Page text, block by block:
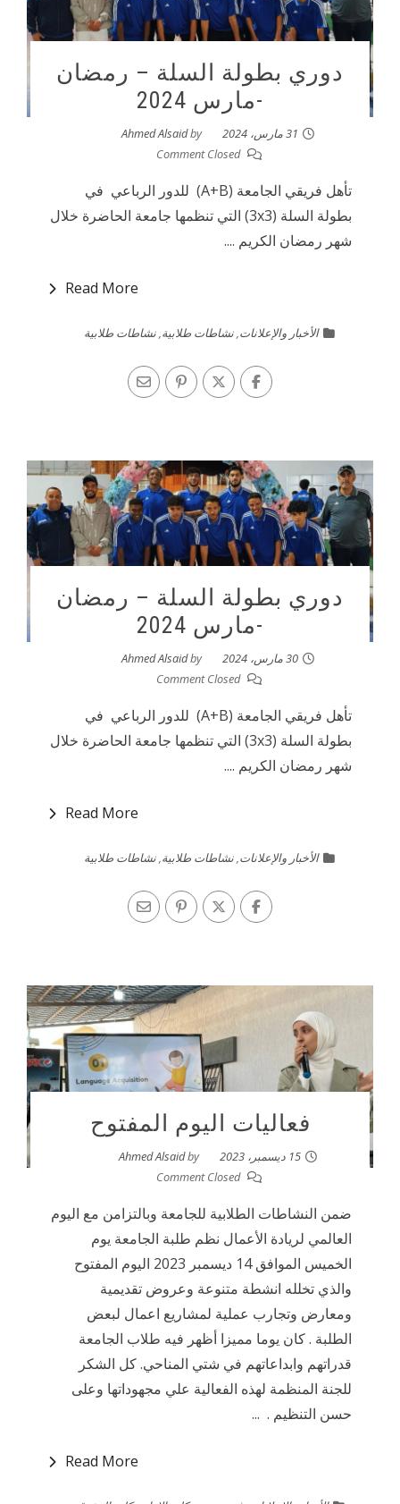
دوري بطولة السلة – رمضان
-مارس 2024
31 مارس، 2024 by
Ahmed Alsaid
Comment Closed
تأهل فريقي الجامعة (A+B) للدور الرباعي في
بطولة السلة (3x3) التي تنظمها جامعة الحاضرة خلال
شهر رمضان الكريم ....
Read More
الأخبار والإعلانات,نشاطات طلابية,نشاطات طلابية
دوري بطولة السلة – رمضان
-مارس 2024
30 مارس، 2024 by
Ahmed Alsaid
Comment Closed
تأهل فريقي الجامعة (A+B) للدور الرباعي في
بطولة السلة (3x3) التي تنظمها جامعة الحاضرة خلال
شهر رمضان الكريم ....
Read More
الأخبار والإعلانات,نشاطات طلابية,نشاطات طلابية
فعاليات اليوم المفتوح
15 ديسمبر، 2023 by
Ahmed Alsaid
Comment Closed
ضمن النشاطات الطلابية للجامعة وبالتزامن مع اليوم
العالمي لريادة الأعمال نظم طلبة الجامعة يوم
الخميس الموافق 14 ديسمبر 2023 اليوم المفتوح
والذي تخلله انشطة متنوعة وعروض تقديمية
ومعارض وتجارب عملية لمشاريع اعمال لبعض
الطلبة . كان يوما مميزا أظهر فيه طلاب الجامعة
قدراتهم وابداعاتهم في شتي المناحي. كل الشكر
للجنة المنظمة لهذه الفعالية علي مجهوداتها وعلى
حسن التنظيم . ...
Read More